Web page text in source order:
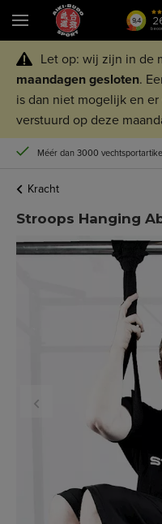
Let op: wij zijn in de
maandagengesloten.
is dan niet mogelijk en
verstuurd op deze
Méér dan 3000
Kracht
Stroops Hanging